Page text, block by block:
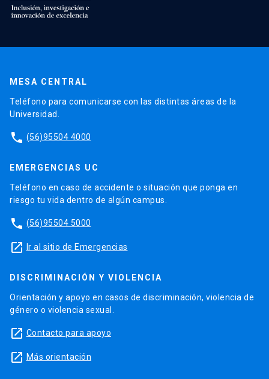
MESA CENTRAL
Teléfono para comunicarse con las distintas áreas de la
Universidad.
phone (56)95504 4000
EMERGENCIAS UC
Teléfono en caso de accidente o situación que ponga en
riesgo tu vida dentro de algún campus.
phone (56)95504 5000
launch Ir al sitio de Emergencias
DISCRIMINACIÓN Y VIOLENCIA
Orientación y apoyo en casos de discriminación, violencia de
género o violencia sexual.
launch Contacto para apoyo
launch Más orientación